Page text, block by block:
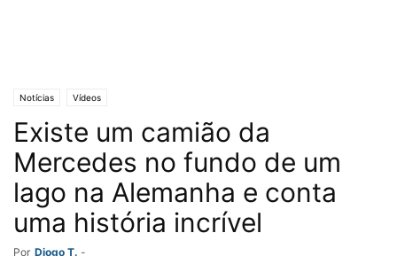
Notícias Vídeos
Existe um camião da
Mercedes no fundo de um
lago na Alemanha e conta
uma história incrível
Por Diogo T. -